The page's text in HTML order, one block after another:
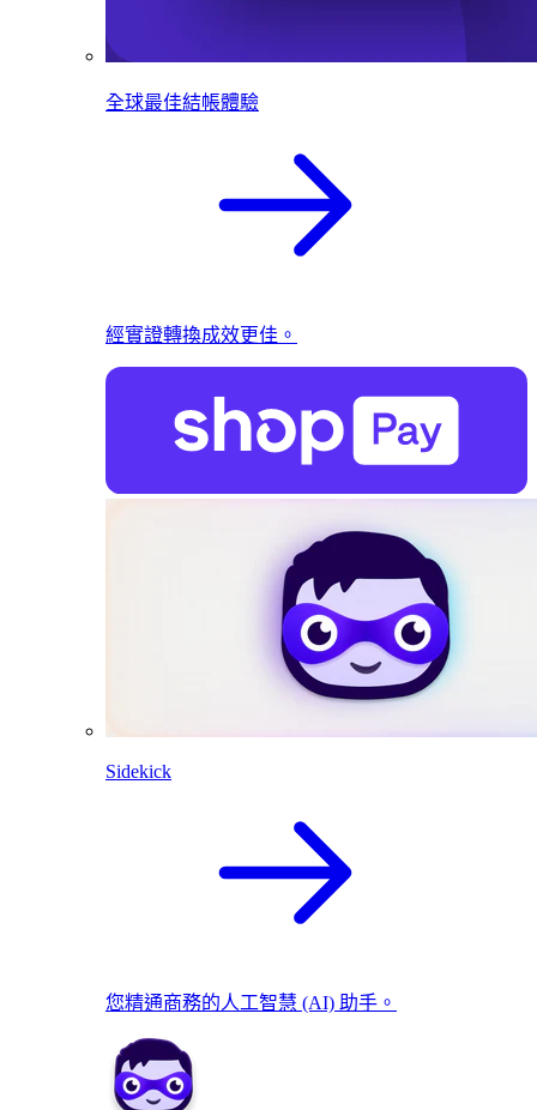
全球最佳結帳體驗
經實證轉換成效更佳。
Sidekick
您精通商務的人工智慧 (AI) 助手。